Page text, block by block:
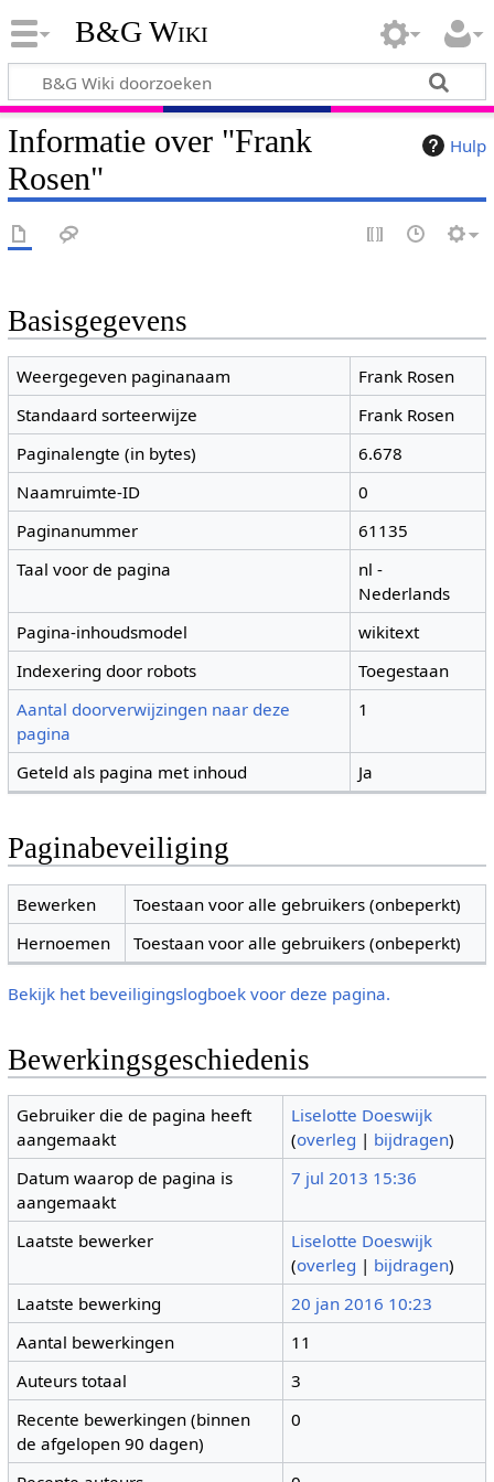
B&G Wiki
Hulp
Informatie over "Frank
Rosen"
Basisgegevens
Weergegeven paginanaam
Frank Rosen
Standaard sorteerwijze
Frank Rosen
Paginalengte (in bytes)
6.678
Naamruimte-ID
0
Paginanummer
61135
Taal voor de pagina
nl -
Nederlands
Pagina-inhoudsmodel
wikitext
Indexering door robots
Toegestaan
Aantal doorverwijzingen naar deze
pagina
1
Geteld als pagina met inhoud Ja
Paginabeveiliging
Bewerken
Toestaan voor alle gebruikers (onbeperkt)
Hernoemen
Toestaan voor alle gebruikers (onbeperkt)
Bekijk het beveiligingslogboek voor deze pagina.
Bewerkingsgeschiedenis
Gebruiker die de pagina heeft
aangemaakt
Liselotte Doeswijk
(overleg | bijdragen)
Datum waarop de pagina is
aangemaakt
7 jul 2013 15:36
Laatste bewerker
Liselotte Doeswijk
(overleg | bijdragen)
Laatste bewerking
20 jan 2016 10:23
Aantal bewerkingen
11
Auteurs totaal
3
Recente bewerkingen (binnen
de afgelopen 90 dagen)
0